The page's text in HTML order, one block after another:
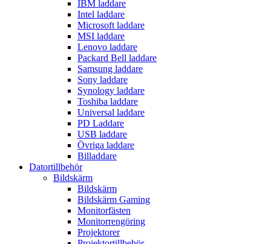
IBM laddare
Intel laddare
Microsoft laddare
MSI laddare
Lenovo laddare
Packard Bell laddare
Samsung laddare
Sony laddare
Synology laddare
Toshiba laddare
Universal laddare
PD Laddare
USB laddare
Övriga laddare
Billaddare
Datortillbehör
Bildskärm
Bildskärm
Bildskärm Gaming
Monitorfästen
Monitorrengöring
Projektorer